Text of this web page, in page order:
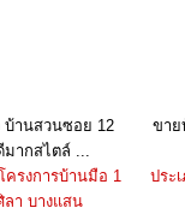
บ้านสวนซอย 12
มากสไตล์ ...
ครงการบ้านมือ 1
ลา บางแสน
ขา
ประ